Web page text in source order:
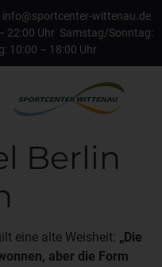
info@sportcenter-wittenau.de
22:00 Uhr Samstag/Sonntag:
10:00 – 18:00 Uhr
Berlin
eine alte Weisheit: „Die
aber die Form